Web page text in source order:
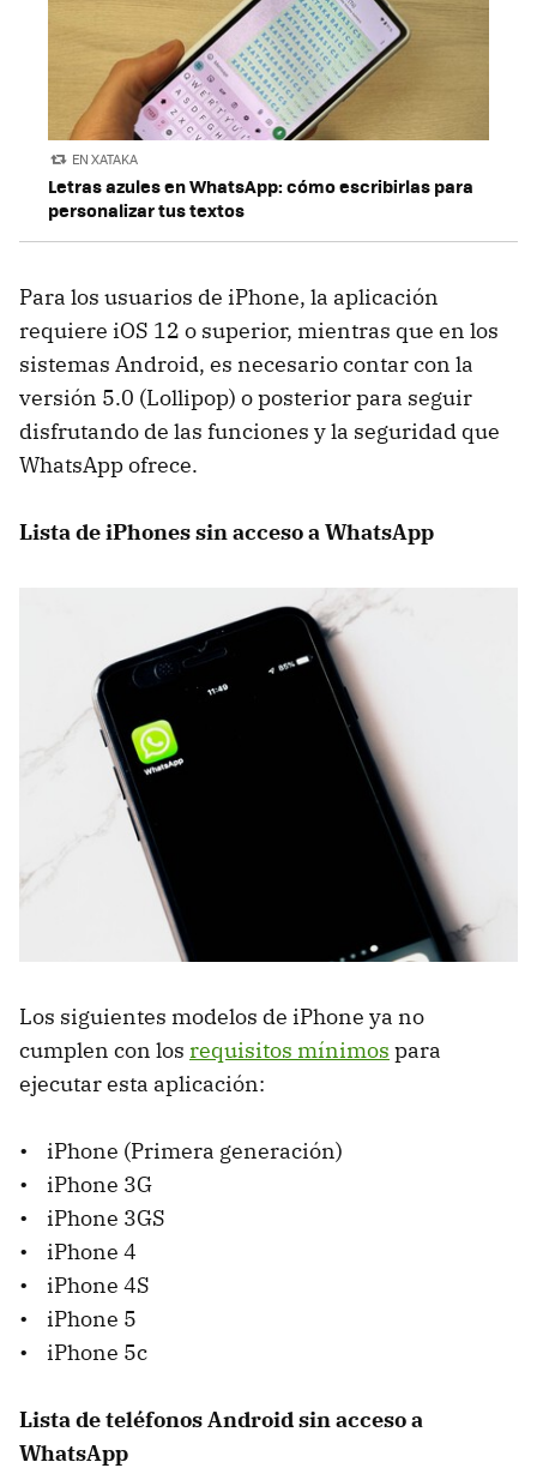
EN XATAKA
Letras azules en WhatsApp: cómo escribirlas para
personalizar tus textos
Para los usuarios de iPhone, la aplicación
requiere iOS 12 o superior, mientras que en los
sistemas Android, es necesario contar con la
versión 5.0 (Lollipop) o posterior para seguir
disfrutando de las funciones y la seguridad que
WhatsApp ofrece.
Lista de iPhones sin acceso a WhatsApp
Los siguientes modelos de iPhone ya no
cumplen con los requisitos mínimos para
ejecutar esta aplicación:
• iPhone (Primera generación)
• iPhone 3G
• iPhone 3GS
• iPhone 4
• iPhone 4S
• iPhone 5
• iPhone 5c
Lista de teléfonos Android sin acceso a
WhatsApp